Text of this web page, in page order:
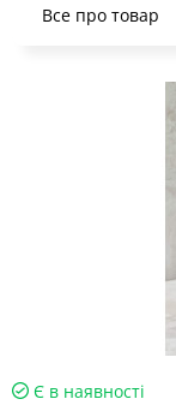
Все про товар
Є в наявності